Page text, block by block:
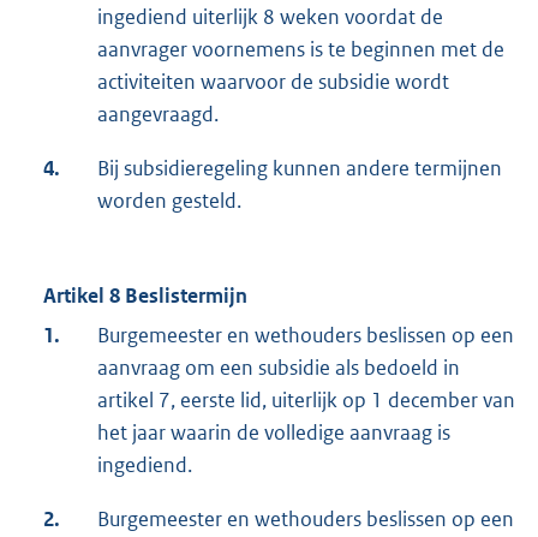
ingediend uiterlijk 8 weken voordat de
aanvrager voornemens is te beginnen met de
activiteiten waarvoor de subsidie wordt
aangevraagd.
4.
Bij subsidieregeling kunnen andere termijnen
worden gesteld.
Artikel 8 Beslistermijn
1.
Burgemeester en wethouders beslissen op een
aanvraag om een subsidie als bedoeld in
artikel 7, eerste lid, uiterlijk op 1 december van
het jaar waarin de volledige aanvraag is
ingediend.
2.
Burgemeester en wethouders beslissen op een